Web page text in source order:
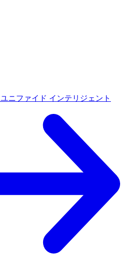
ユニファイド インテリジェント